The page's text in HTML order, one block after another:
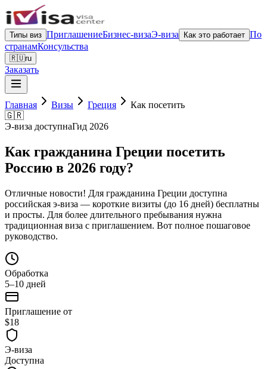
Типы виз ПриглашениеБизнес-визаЭ-виза Как это работает По
странамКонсульства
🇷🇺ru
Заказать
Главная Визы Греция
Как посетить
🇬🇷
Э-виза доступнаГид 2026
Как гражданина Греции посетить
Россию в 2026 году?
Отличные новости! Для гражданина Греции доступна
российская э-виза — короткие визиты (до 16 дней) бесплатны
и просты. Для более длительного пребывания нужна
традиционная виза с приглашением. Вот полное пошаговое
руководство.
Обработка
5–10 дней
Приглашение от
$18
Э-виза
Доступна